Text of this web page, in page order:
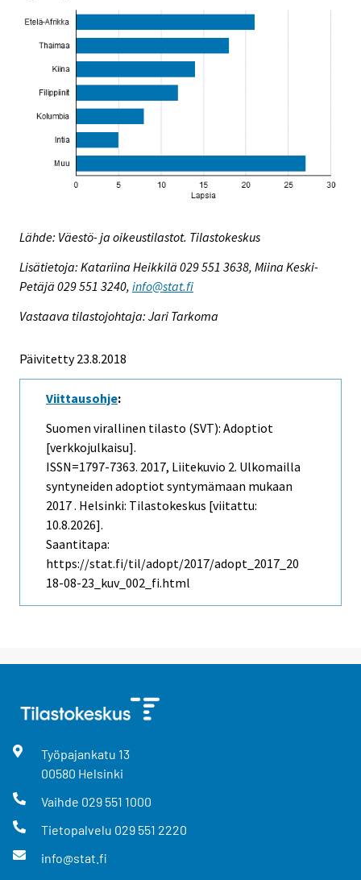
Lähde: Väestö- ja oikeustilastot. Tilastokeskus
Lisätietoja: Katariina Heikkilä 029 551 3638, Miina Keski-
Petäjä 029 551 3240, info@stat.fi
Vastaava tilastojohtaja: Jari Tarkoma
Päivitetty 23.8.2018
Viittausohje:
Suomen virallinen tilasto (SVT): Adoptiot
[verkkojulkaisu].
ISSN=1797-7363. 2017, Liitekuvio 2. Ulkomailla
syntyneiden adoptiot syntymämaan mukaan
2017 . Helsinki: Tilastokeskus [viitattu:
10.8.2026].
Saantitapa:
https://stat.fi/til/adopt/2017/adopt_2017_20
18-08-23_kuv_002_fi.html
Työpajankatu 13
00580 Helsinki
Vaihde 029 551 1000
Tietopalvelu 029 551 2220
info@stat.fi